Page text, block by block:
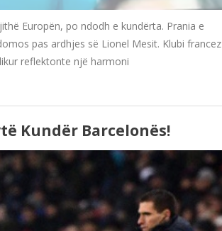
Europën, po ndodh e kundërta. Prania e
pas ardhjes së Lionel Mesit. Klubi francez
reflektonte një harmoni
Kundër Barcelonës!